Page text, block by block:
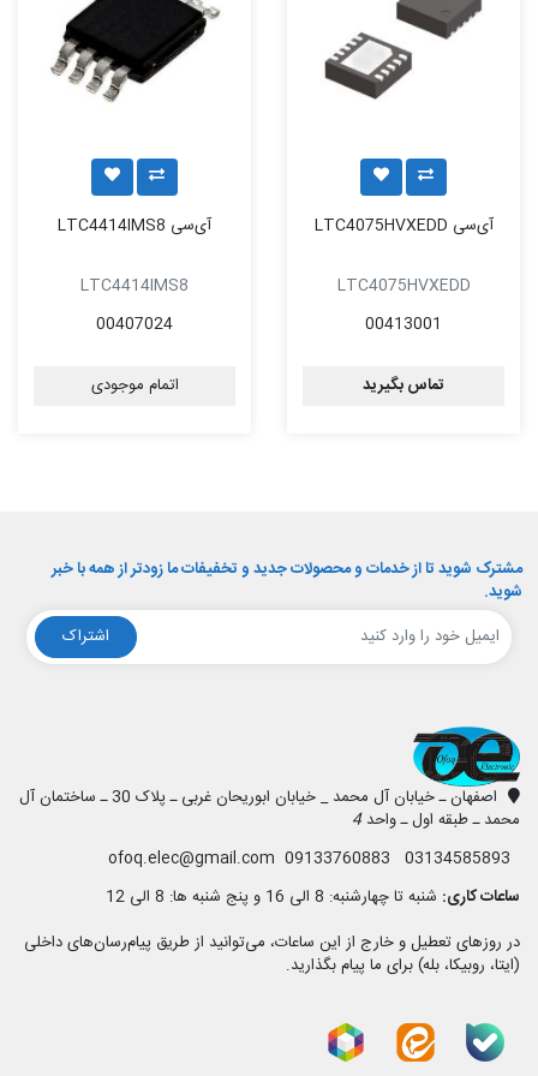
آی‌سی LTC4075HVXEDD
LTC4075HVXEDD
00413001
تماس بگیرید
آی‌سی LTC4414IMS8
LTC4414IMS8
00407024
اتمام موجودی
مشترک شوید تا از خدمات و محصولات جدید و تخفیفات ما زودتر از همه با خبر
شوید.
اشتراک
اصفهان ـ خیابان آل محمد _ خیابان ابوریحان غربی ـ پلاک 30 ـ ساختمان آل
محمد ـ طبقه اول ـ واحد4
ساعات کاری: شنبه تا چهارشنبه: 8 الی 16 و پنج شنبه ها: 8 الی 12
در روزهای تعطیل و خارج از این ساعات، می‌توانید از طریق پیام‌رسان‌های داخلی
(ایتا، روبیکا، بله) برای ما پیام بگذارید.